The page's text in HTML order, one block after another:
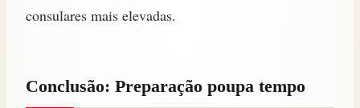
consulares mais elevadas.
Conclusão: Preparação poupa tempo